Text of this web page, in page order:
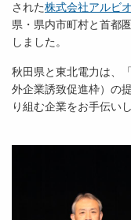
された株式会社アルビ
県・県内市町村と首都
しました。
秋田県と東北電力は、
外企業誘致促進枠）の
り組む企業をお手伝い